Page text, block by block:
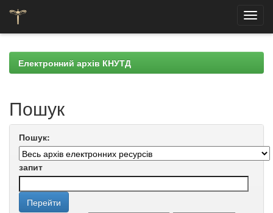
navigationЕлектронний архів КНУТД
Пошук
Пошук:
запит